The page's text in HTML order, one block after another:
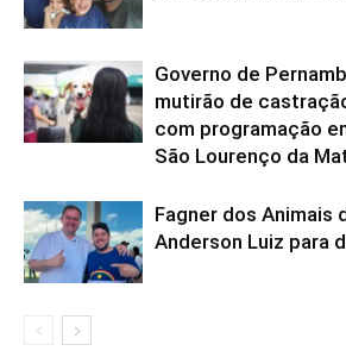
Governo de
mutirão de
com programação
São Lourenço da
Fagner dos Animais
Anderson Luiz para